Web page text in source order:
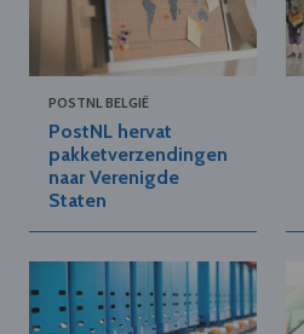
POSTNL BELGIË
PostNL hervat
pakketverzendingen
naar Verenigde
Staten